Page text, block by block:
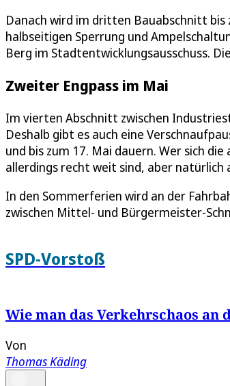
Danach wird im dritten Bauabschnitt
halbseitigen Sperrung und
Berg im Stadtentwicklungsausschuss.
Zweiter Engpass im Mai
Im vierten Abschnitt zwischen
Deshalb gibt es auch eine
und bis zum 17. Mai dauern. Wer sich
allerdings recht weit sind, aber natürlich
In den Sommerferien wird an der
zwischen Mittel- und Bürgermeister-
SPD-Vorstoß
Wie man das Verkehrschaos
Von
Thomas Käding